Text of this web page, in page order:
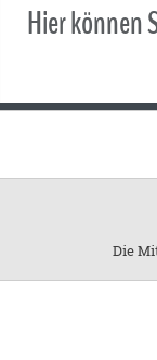
Hier können
Die